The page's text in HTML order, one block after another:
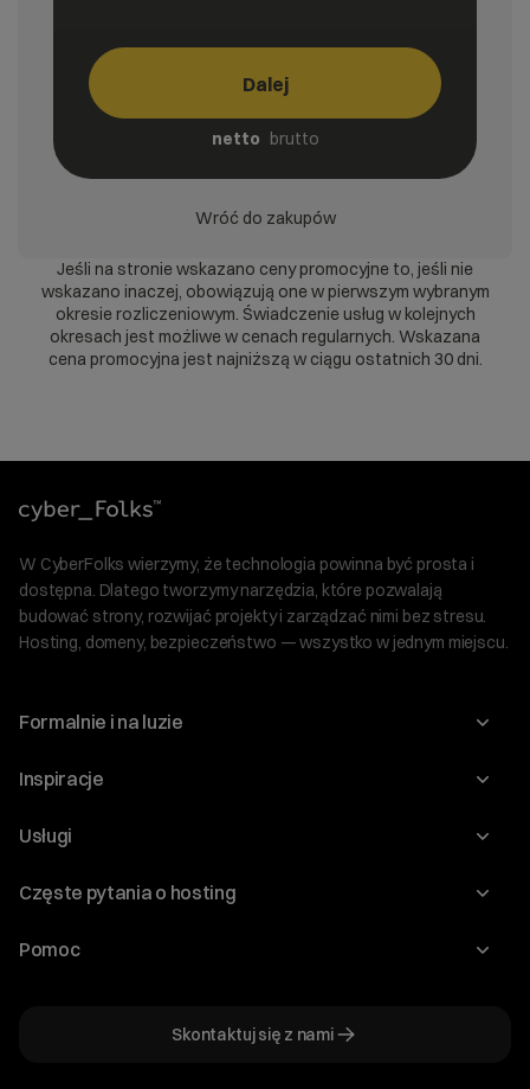
Dalej
netto brutto
Wróć do zakupów
Jeśli na stronie wskazano ceny promocyjne to, jeśli nie
wskazano inaczej, obowiązują one w pierwszym wybranym
okresie rozliczeniowym. Świadczenie usług w kolejnych
okresach jest możliwe w cenach regularnych. Wskazana
cena promocyjna jest najniższą w ciągu ostatnich 30 dni.
W CyberFolks wierzymy, że technologia powinna być prosta i
dostępna. Dlatego tworzymy narzędzia, które pozwalają
budować strony, rozwijać projekty i zarządzać nimi bez stresu.
Hosting, domeny, bezpieczeństwo — wszystko w jednym miejscu.
Formalnie i na luzie
O nas
Program Korzyści dla Inwestorów
Regulaminy i specyfikacje
Inspiracje
Blog
WordPress
Audyt stron
Usługi
Domeny
Hosting dla WooCommerce
Częste pytania o hosting
Jak przenieść stronę?
Pomoc
Skontaktuj się z nami